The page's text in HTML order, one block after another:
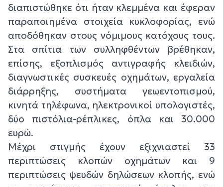
διαπιστώθηκε ότι ήταν κλεμμένα και έφεραν
παραποιημένα στοιχεία κυκλοφορίας, ενώ
αποδόθηκαν στους νόμιμους κατόχους τους.
Στα σπίτια των συλληφθέντων βρέθηκαν,
επίσης, εξοπλισμός αντιγραφής κλειδιών,
διαγνωστικές συσκευές οχημάτων, εργαλεία
διάρρηξης, συστήματα γεωεντοπισμού,
κινητά τηλέφωνα, ηλεκτρονικοί υπολογιστές,
δύο πιστόλια-ρέπλικες, όπλα και 30.000
ευρώ.
Μέχρι στιγμής έχουν εξιχνιαστεί 33
περιπτώσεις κλοπών οχημάτων και 9
περιπτώσεις ψευδών δηλώσεων κλοπής, ενώ